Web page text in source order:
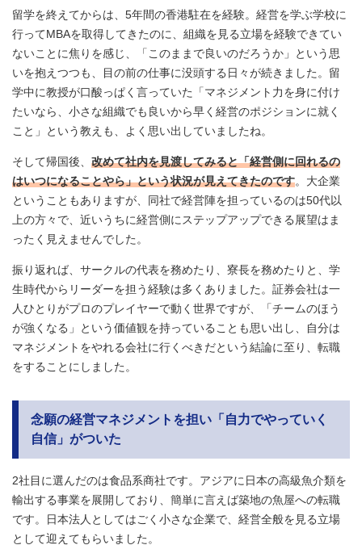
留学を終えてからは、5年間の香港駐在を経験。経営を学ぶ学校に
行ってMBAを取得してきたのに、組織を見る立場を経験できてい
ないことに焦りを感じ、「このままで良いのだろうか」という思
いを抱えつつも、目の前の仕事に没頭する日々が続きました。留
学中に教授が口酸っぱく言っていた「マネジメント力を身に付け
たいなら、小さな組織でも良いから早く経営のポジションに就く
こと」という教えも、よく思い出していましたね。
そして帰国後、 改めて社内を見渡してみると「経営側に回れるの
はいつになることやら」という状況が見えてきたのです。大企業
ということもありますが、同社で経営陣を担っているのは50代以
上の方々で、近いうちに経営側にステップアップできる展望はま
ったく見えませんでした。
振り返れば、サークルの代表を務めたり、寮長を務めたりと、学
生時代からリーダーを担う経験は多くありました。証券会社は一
人ひとりがプロのプレイヤーで動く世界ですが、「チームのほう
が強くなる」という価値観を持っていることも思い出し、自分は
マネジメントをやれる会社に行くべきだという結論に至り、転職
をすることにしました。
念願の経営マネジメントを担い「自力でやっていく
自信」がついた
2社目に選んだのは食品系商社です。アジアに日本の高級魚介類を
輸出する事業を展開しており、簡単に言えば築地の魚屋への転職
です。日本法人としてはごく小さな企業で、経営全般を見る立場
として迎えてもらいました。